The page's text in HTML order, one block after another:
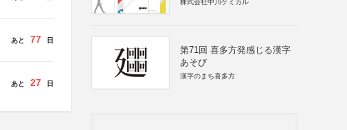
あと 77 日
あと 27 日
株式会社中川ケミカル
第71回 喜多方発感じる漢字
あそび
漢字のまち喜多方